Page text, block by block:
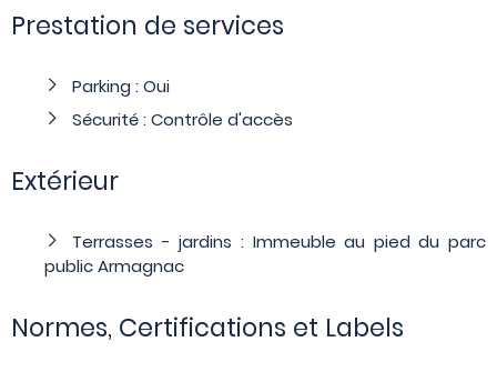
Prestation de services
Parking : Oui
Sécurité : Contrôle d'accès
Extérieur
Terrasses - jardins : Immeuble au pied du parc
public Armagnac
Normes, Certifications et Labels